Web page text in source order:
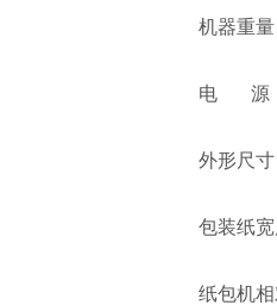
机器重量
电 源：
外形尺寸
包装纸宽
纸包机相